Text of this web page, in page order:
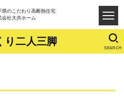
県のこだわり高断熱住宅
会社大共ホーム
り二人三脚
SEARCH